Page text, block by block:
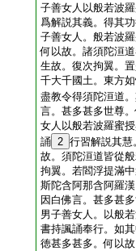
子善女人以般若波
爲解説其義。得其
子善女人。般若波
何以故。諸須陀洹
生故。復次拘翼。
千大千國土。東方
盡教令得須陀洹道
言。甚多甚多世尊
女人以般若波羅蜜
誦 2 行習解説其慧
故。須陀洹道皆從
拘翼。若閻浮提滿
斯陀含阿那含阿羅
因白佛言。甚多甚
男子善女人。以般
書持諷誦奉行。如
徳甚多甚多。何以